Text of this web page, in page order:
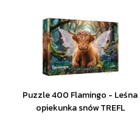
Puzzle 400 Flamingo - Leśna
opiekunka snów TREFL